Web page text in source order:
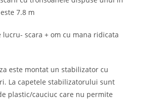
7.8 m
scara + om cu mana ridicata
este montat un stabilizator cu
La capetele stabilizatorului sunt
plastic/cauciuc care nu permite